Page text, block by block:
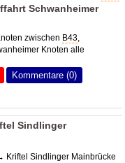
Schwanheimer
zwischen B43,
Knoten alle
Kommentare (0)
Sindlinger
Kriftel Sindlinger Mainbrücke